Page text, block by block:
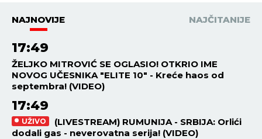
NAJNOVIJE NAJČITANIJE
17:49
ŽELJKO MITROVIĆ SE OGLASIO! OTKRIO IME
NOVOG UČESNIKA "ELITE 10" - Kreće haos od
septembra! (VIDEO)
17:49
UŽIVO
(LIVESTREAM) RUMUNIJA - SRBIJA: Orlići
dodali gas - neverovatna serija! (VIDEO)